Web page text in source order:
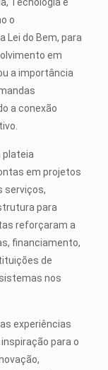
o
Lei do Bem, para
em
a importância
a conexão
plateia
em projetos
serviços,
para
reforçaram a
financiamento,
de
nos
experiências
para o